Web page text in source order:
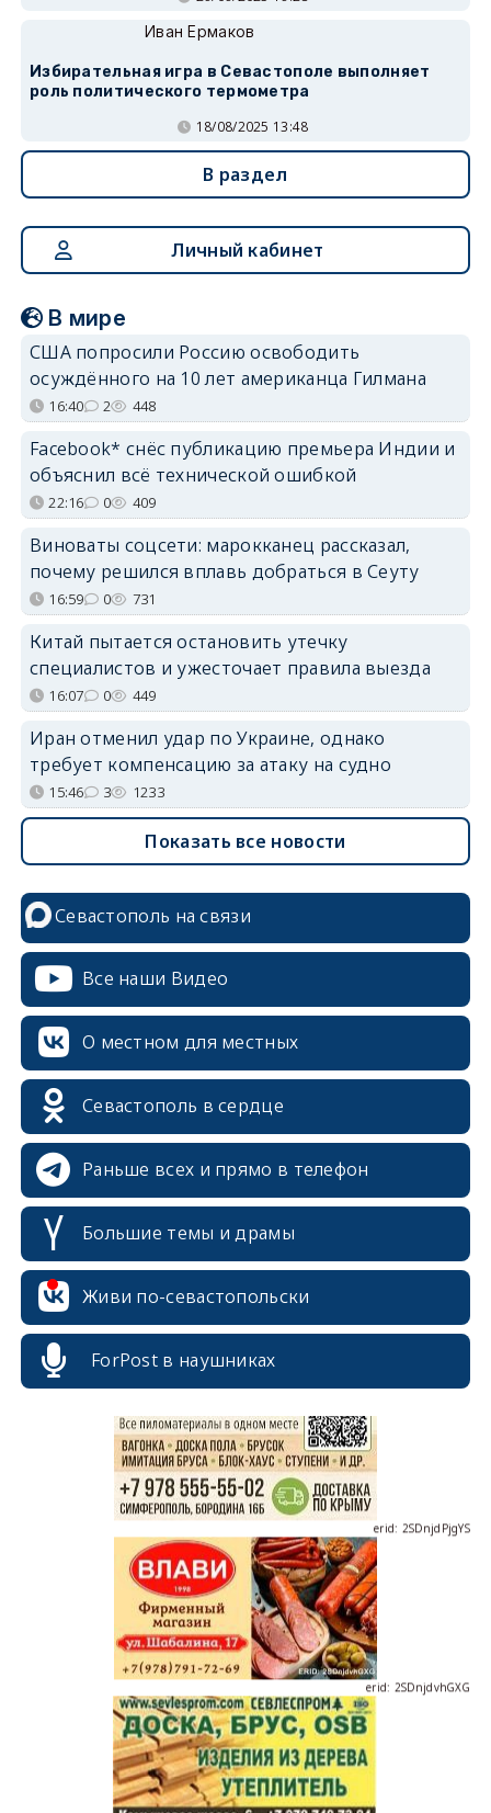
Иван Ермаков
Избирательная игра в Севастополе выполняет
роль политического термометра
18/08/2025 13:48
В раздел
Личный кабинет
В мире
США попросили Россию освободить
осуждённого на 10 лет американца Гилмана
16:40 2 448
Facebook* снёс публикацию премьера Индии и
объяснил всё технической ошибкой
22:16 0 409
Виноваты соцсети: марокканец рассказал,
почему решился вплавь добраться в Сеуту
16:59 0 731
Китай пытается остановить утечку
специалистов и ужесточает правила выезда
16:07 0 449
Иран отменил удар по Украине, однако
требует компенсацию за атаку на судно
15:46 3 1233
Показать все новости
Севастополь на связи
Все наши Видео
О местном для местных
Севастополь в сердце
Раньше всех и прямо в телефон
Большие темы и драмы
Живи по-севастопольски
ForPost в наушниках
erid: 2SDnjdvhGXG